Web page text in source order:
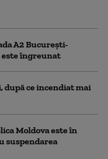
A2 București-
îngreunat
ce incendiat mai
Moldova este în
suspendarea